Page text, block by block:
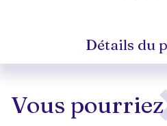
Détails du
Vous